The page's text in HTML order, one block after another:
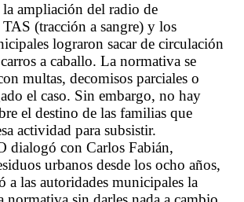
ampliación del radio de
(tracción a sangre) y los
lograron sacar de circulación
a caballo. La normativa se
multas, decomisos parciales o
el caso. Sin embargo, no hay
el destino de las familias que
actividad para subsistir.
dialogó con Carlos Fabián,
urbanos desde los ocho años,
a las autoridades municipales la